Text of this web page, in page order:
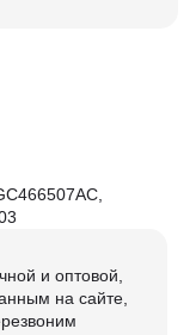
и оптовой,
на сайте,